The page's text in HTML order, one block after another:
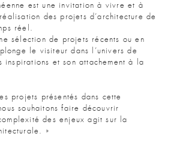
est une invitation à vivre et à
des projets d’architecture de
réel.
sélection de projets récents ou en
le visiteur dans l’univers de
inspirations et son attachement à la
projets présentés dans cette
souhaitons faire découvrir
des enjeux agit sur la
»